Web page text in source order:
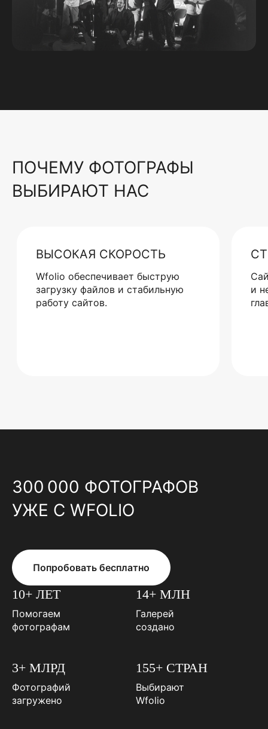
ПОЧЕМУ ФОТОГРАФЫ
ВЫБИРАЮТ НАС
ВЫСОКАЯ СКОРОСТЬ
Wfolio обеспечивает быструю
загрузку файлов и стабильную
работу сайтов.
и
300 000 ФОТОГРАФОВ
УЖЕ С WFOLIO
Попробовать бесплатно
10+ ЛЕТ
Помогаем
фотографам
14+ МЛН
Галерей
создано
3+ МЛРД
Фотографий
загружено
155+ СТРАН
Выбирают
Wfolio